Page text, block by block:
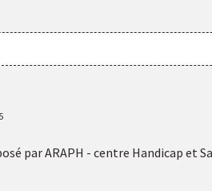
parARAPH - centre Handicap et